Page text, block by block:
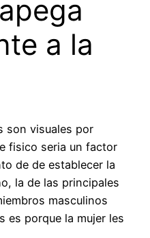
a la
son visuales por
fisico seri­a un factor
de de establecer la
la de las principales
masculinos
es porque la mujer les